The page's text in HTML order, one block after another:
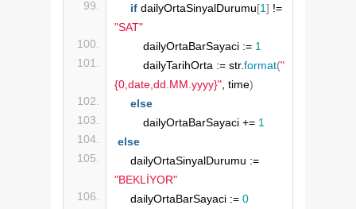
if dailyOrtaSinyalDurumu[1]
"SAT"
        dailyOrtaBarSayaci :=
1
        dailyTarihOrta := str.
format("
{0,date,dd.MM.yyyy}", time)
else
        dailyOrtaBarSayaci +=
1
else
"BEKLİYOR"
    dailyOrtaBarSayaci :=
0